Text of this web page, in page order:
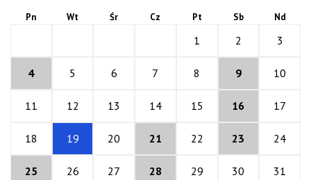
Pn Wt Śr Cz Pt Sb Nd
1 2 3
4 5 6 7 8 9 10
11 12 13 14 15 16 17
18 19 20 21 22 23 24
25 26 27 28 29 30 31